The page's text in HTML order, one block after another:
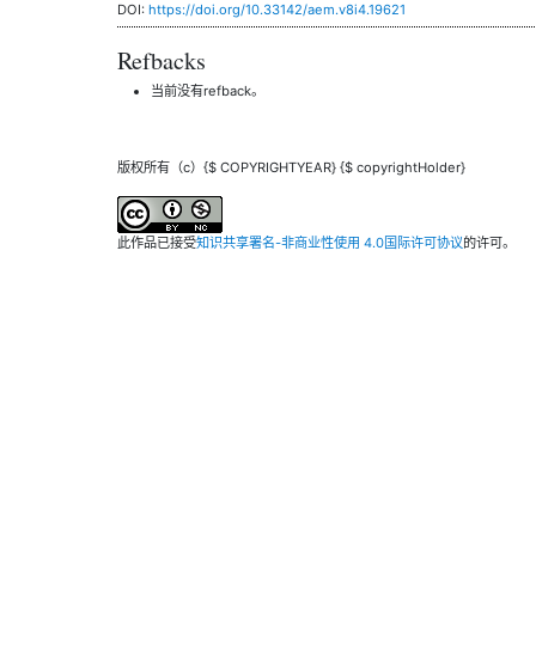
DOI: https://doi.org/10.33142/aem.v8i4.19621
Refbacks
当前没有refback。
版权所有（c）{$ COPYRIGHTYEAR} {$ copyrightHolder}
此作品已接受知识共享署名-非商业性使用 4.0国际许可协议的许可。